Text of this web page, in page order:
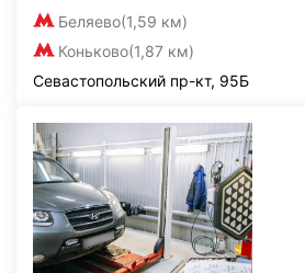
Беляево(1,59 км)
Коньково(1,87 км)
Севастопольский пр-кт, 95Б